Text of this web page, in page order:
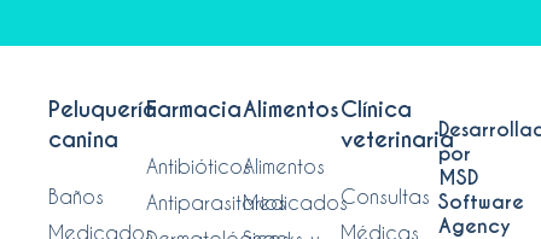
Peluquería
canina
Baños
Medicados
Farmacia
Antibióticos
Antiparasitarios
Alimentos
Alimentos
Medicados
Clínica
veterinaria
Consultas
Médicas
por
MSD
Software
Agency